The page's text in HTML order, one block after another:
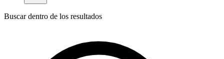
Buscar dentro de los resultados